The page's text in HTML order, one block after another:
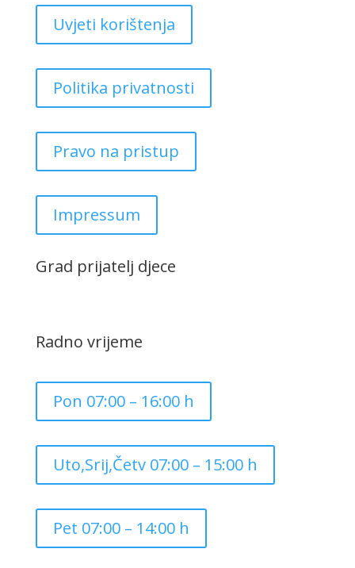
Uvjeti korištenja
Politika privatnosti
Pravo na pristup
Impressum
Grad prijatelj djece
Radno vrijeme
Pon 07:00 – 16:00 h
Uto,Srij,Četv 07:00 – 15:00 h
Pet 07:00 – 14:00 h